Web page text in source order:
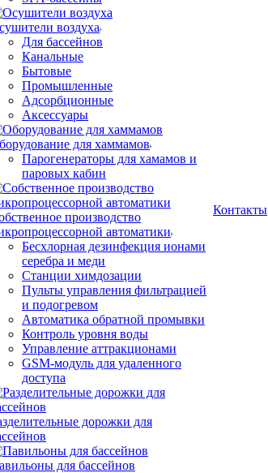
воздуха
Для бассейнов
Канальные
Бытовые
Промышленные
Адсорбционные
Аксессуары
для хаммамов
Парогенераторы для хамамов и
паровых кабин
производство
автоматики
Беcхлорная дезинфекция ионами
серебра и меди
Станции химдозации
Пульты управления фильтрацией
и подогревом
Автоматика обратной промывки
Контроль уровня воды
Управление аттракционами
GSM-модуль для удаленного
доступа
дорожки для
для бассейнов
Контакты